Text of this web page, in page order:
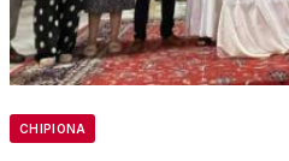
CHIPIONA